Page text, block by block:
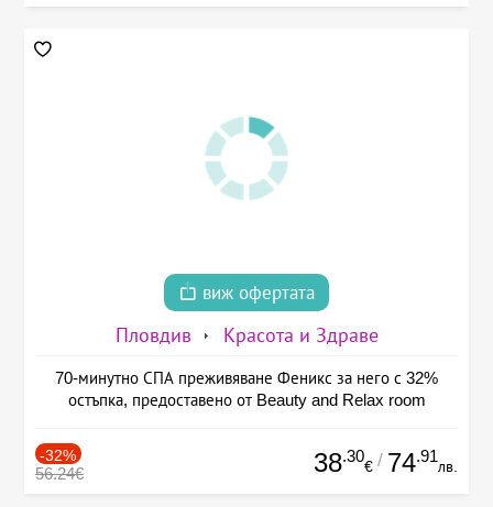
виж офертата
Пловдив Красота и Здраве
70-минутно СПА преживяване Феникс за него с 32%
остъпка, предоставено от Beauty and Relax room
-32%
56.24€ 38.30
€ / 74.91
лв.